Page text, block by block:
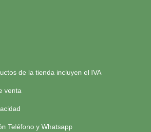
de la tienda incluyen el IVA
venta
Teléfono y Whatsapp